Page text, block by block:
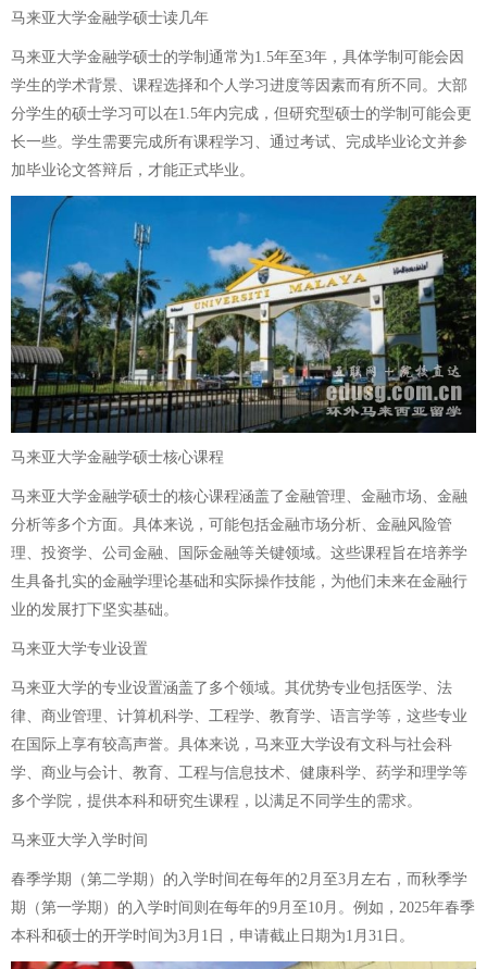
马来亚大学金融学硕士读几年
马来亚大学金融学硕士的学制通常为1.5年至3年，具体学制可能会因
学生的学术背景、课程选择和个人学习进度等因素而有所不同。大部
分学生的硕士学习可以在1.5年内完成，但研究型硕士的学制可能会更
长一些。学生需要完成所有课程学习、通过考试、完成毕业论文并参
加毕业论文答辩后，才能正式毕业。
马来亚大学金融学硕士核心课程
马来亚大学金融学硕士的核心课程涵盖了金融管理、金融市场、金融
分析等多个方面。具体来说，可能包括金融市场分析、金融风险管
理、投资学、公司金融、国际金融等关键领域。这些课程旨在培养学
生具备扎实的金融学理论基础和实际操作技能，为他们未来在金融行
业的发展打下坚实基础。
马来亚大学专业设置
马来亚大学的专业设置涵盖了多个领域。其优势专业包括医学、法
律、商业管理、计算机科学、工程学、教育学、语言学等，这些专业
在国际上享有较高声誉。具体来说，马来亚大学设有文科与社会科
学、商业与会计、教育、工程与信息技术、健康科学、药学和理学等
多个学院，提供本科和研究生课程，以满足不同学生的需求。
马来亚大学入学时间
春季学期（第二学期）的入学时间在每年的2月至3月左右，而秋季学
期（第一学期）的入学时间则在每年的9月至10月。例如，2025年春季
本科和硕士的开学时间为3月1日，申请截止日期为1月31日。